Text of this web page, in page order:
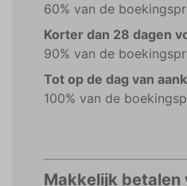
60% van de
Korter dan 28 dagen
90% van de
Tot op de dag van
100% van de
Makkelijk betalen